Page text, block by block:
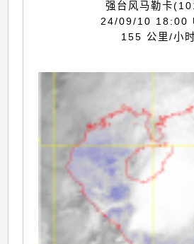
强台风马勒卡
24/09/10 18:00
155 公里/小时